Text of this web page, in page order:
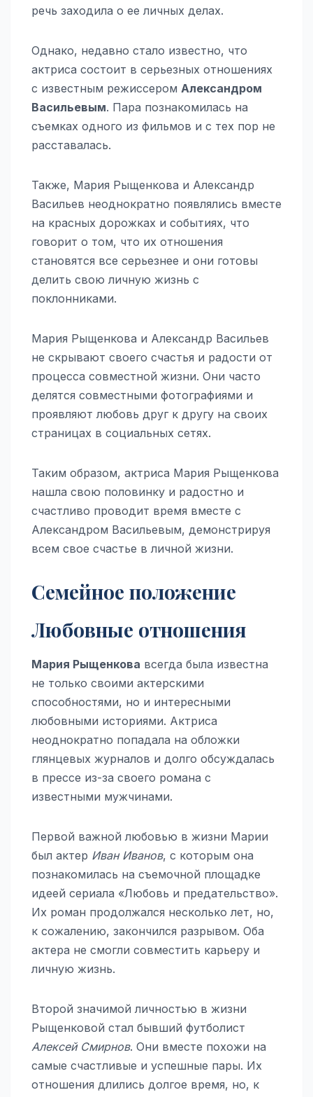
речь заходила о ее личных делах.
Однако, недавно стало известно, что
актриса состоит в серьезных отношениях
с известным режиссером Александром
Васильевым. Пара познакомилась на
съемках одного из фильмов и с тех пор не
расставалась.
Также, Мария Рыщенкова и Александр
Васильев неоднократно появлялись вместе
на красных дорожках и событиях, что
говорит о том, что их отношения
становятся все серьезнее и они готовы
делить свою личную жизнь с
поклонниками.
Мария Рыщенкова и Александр Васильев
не скрывают своего счастья и радости от
процесса совместной жизни. Они часто
делятся совместными фотографиями и
проявляют любовь друг к другу на своих
страницах в социальных сетях.
Таким образом, актриса Мария Рыщенкова
нашла свою половинку и радостно и
счастливо проводит время вместе с
Александром Васильевым, демонстрируя
всем свое счастье в личной жизни.
Семейное положение
Любовные отношения
Мария Рыщенкова всегда была известна
не только своими актерскими
способностями, но и интересными
любовными историями. Актриса
неоднократно попадала на обложки
глянцевых журналов и долго обсуждалась
в прессе из-за своего романа с
известными мужчинами.
Первой важной любовью в жизни Марии
был актер Иван Иванов, с которым она
познакомилась на съемочной площадке
идеей сериала «Любовь и предательство».
Их роман продолжался несколько лет, но,
к сожалению, закончился разрывом. Оба
актера не смогли совместить карьеру и
личную жизнь.
Второй значимой личностью в жизни
Рыщенковой стал бывший футболист
Алексей Смирнов. Они вместе похожи на
самые счастливые и успешные пары. Их
отношения длились долгое время, но, к